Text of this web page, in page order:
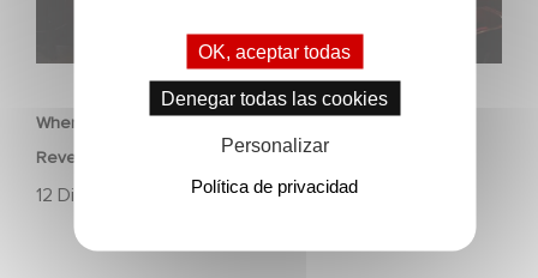
SERIES
When Broken Hearts Want Revenge: Welcome to The
Revenge Club
12 Diciembre 2025
OK, aceptar todas
Denegar todas las cookies
Personalizar
Política de privacidad